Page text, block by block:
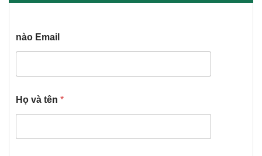
nào Email
Họ và tên *